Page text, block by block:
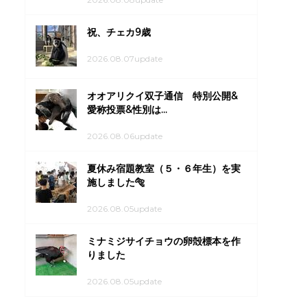
祝、チェカ9歳
2026.08.07update
オオアリクイ双子通信 特別公開&
愛称投票&性別は...
2026.08.06update
夏休み宿題教室（５・６年生）を実
施しました🐅
2026.08.05update
ミナミジサイチョウの卵殻標本を作
りました
2026.08.05update